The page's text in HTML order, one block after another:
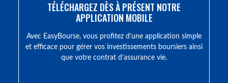
TÉLÉCHARGEZ DÈS À PRÉSENT NOTRE
APPLICATION MOBILE
Avec EasyBourse, vous profitez d’une application simple
et efficace pour gérer vos investissements boursiers ainsi
que votre contrat d’assurance vie.